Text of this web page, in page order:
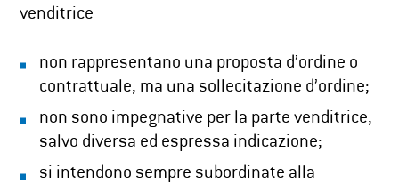
venditrice
non rappresentano una proposta d’ordine o
contrattuale, ma una sollecitazione d’ordine;
non sono impegnative per la parte venditrice,
salvo diversa ed espressa indicazione;
si intendono sempre subordinate alla